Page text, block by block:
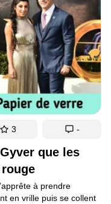
que les
à prendre
en vrille puis se collent
3 -